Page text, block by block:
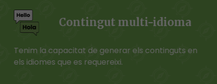
Contingut multi-idioma
Tenim la capacitat de generar els continguts en
els idiomes que es requereixi.